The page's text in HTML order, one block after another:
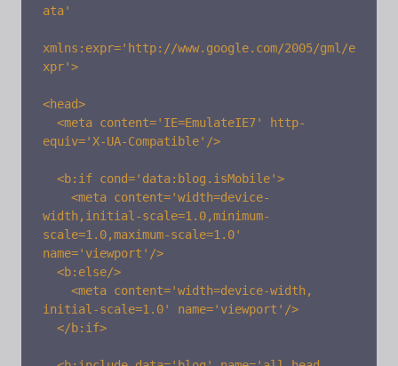
ata'
xmlns:expr='http://www.google.com/2005/gml/e
xpr'>
<head>
equiv='X-UA-Compatible'/>
width,initial-scale=1.0,minimum-
scale=1.0,maximum-scale=1.0'
name='viewport'/>
initial-scale=1.0' name='viewport'/>